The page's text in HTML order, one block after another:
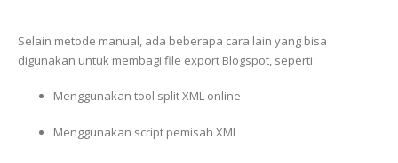
Selain metode manual, ada beberapa cara lain yang bisa
digunakan untuk membagi file export Blogspot, seperti:
Menggunakan tool split XML online
Menggunakan script pemisah XML